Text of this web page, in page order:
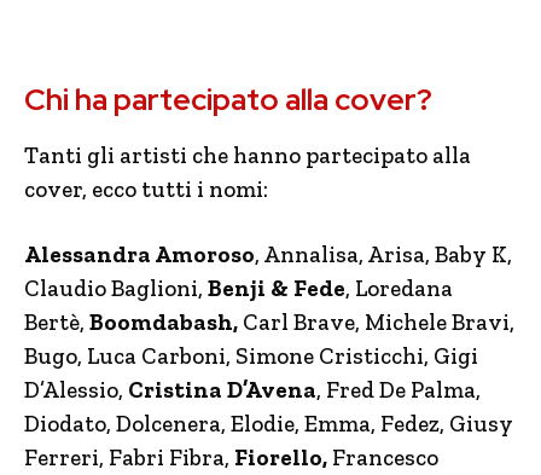
Chi ha partecipato alla cover?
Tanti gli artisti che hanno partecipato alla
cover, ecco tutti i nomi:
Alessandra Amoroso, Annalisa, Arisa, Baby K,
Claudio Baglioni, Benji & Fede, Loredana
Bertè, Boomdabash, Carl Brave, Michele Bravi,
Bugo, Luca Carboni, Simone Cristicchi, Gigi
D’Alessio, Cristina D’Avena, Fred De Palma,
Diodato, Dolcenera, Elodie, Emma, Fedez, Giusy
Ferreri, Fabri Fibra, Fiorello, Francesco